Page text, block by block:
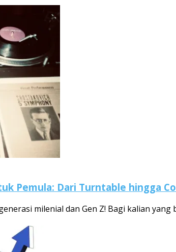
Pemula: Dari Turntable hingga
milenial dan Gen Z! Bagi kalian